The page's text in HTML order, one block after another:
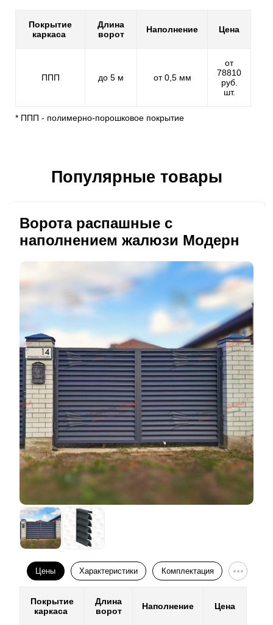
Покрытие
каркаса
Длина
ворот
Наполнение Цена
ППП до 5 м от 0,5 мм
от
78810
руб.
шт.
* ППП - полимерно-порошковое покрытие
Популярные товары
Ворота распашные с
наполнением жалюзи Модерн
Цены Характеристики Комплектация
Покрытие
каркаса
Длина
ворот
Наполнение Цена